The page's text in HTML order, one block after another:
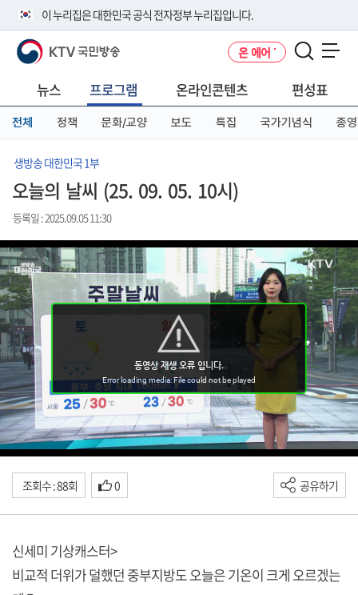
이 누리집은 대한민국 공식 전자정부 누리집입니다.
공식 누리집 주소 확인하기
니다.
이밖에 or.kr 또는 .kr등 다른 도메인 주소를 사용하고 있다면 아래 URL에
서 도메인 주소를 확인해 보세요
KTV 국민방송 온 에어
뉴스 프로그램 온라인콘텐츠 편성표
전체 정책 문화/교양 보도 특집 국가기념식 종영
생방송 대한민국 1부
오늘의 날씨 (25. 09. 05. 10시)
등록일 : 2025.09.05 11:30
조회수 : 88회 0 공유하기
신세미 기상캐스터>
비교적 더위가 덜했던 중부지방도 오늘은 기온이 크게 오르겠는